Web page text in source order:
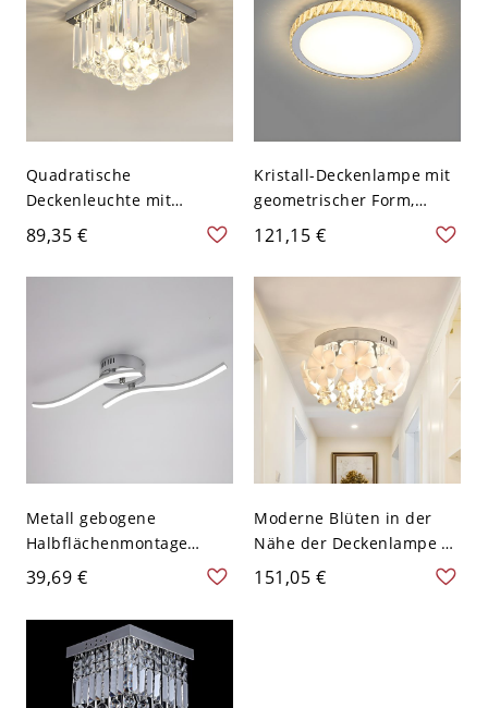
Quadratische
Deckenleuchte mit
Kristallen und klarem
Schirm für moderne
Dekoration - Chrom 110V-
89,35 €
Kristall-Deckenlampe mit
geometrischer Form,
modernem Edelstahl und
2 Lichtern für das
Schlafzimmer - Rund
110V-120V Klein
121,15 €
Metall gebogene
Halbflächenmontage
Leuchte Einfachheit LED
Halbmontagebeleuchtung
in Chrom - Chrom 110V-
120V 2 Weißlicht
39,69 €
Moderne Blüten in der
Nähe der Deckenlampe 2
Lichter Milchglas
Flushmount Licht in
151,05 €